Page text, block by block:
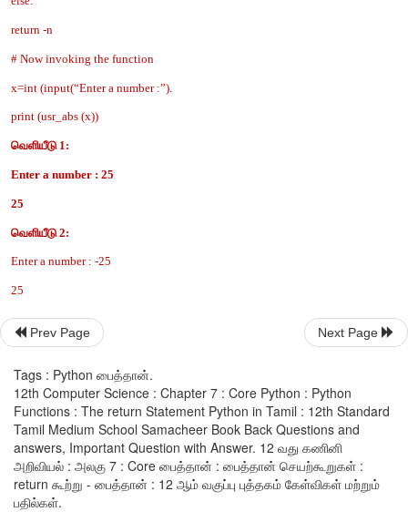
return கூற்று இல்லாமலோ இருந்தால் செயற்கூறு "None”
அனுப்பும்.
எடுத்துக்காட்டு:
def usr_abs (n):
if n>=0:
return n
return -n
# Now invoking the function
print (usr_abs (x))
வெளியீடு 1:
Enter a number : 25
25
Prev Page Next Page
Tags : Python பைத்தான்.
12th Computer Science : Chapter 7 : Core Python : Python
Functions : The return Statement Python in Tamil : 12th Standard
Tamil Medium School Samacheer Book Back Questions and
answers, Important Question with Answer. 12 வது கணினி
அறிவியல் : அலகு 7 : Core பைத்தான் : பைத்தான் செயற்கூறுகள் :
return கூற்று - பைத்தான் : 12 ஆம் வகுப்பு புத்தகம் கேள்விகள் மற்றும்
பதில்கள்.